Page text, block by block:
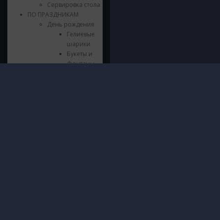
Сервировка стола
ПО ПРАЗДНИКАМ
День рождения
Гелиевые
шарики
Букеты и
Фонтаны